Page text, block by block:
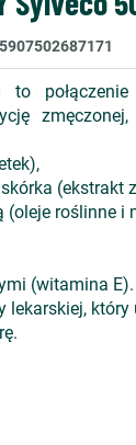
5907502687171
to
zmęczonej,
(ekstrakt
roślinne i
(witamina E).